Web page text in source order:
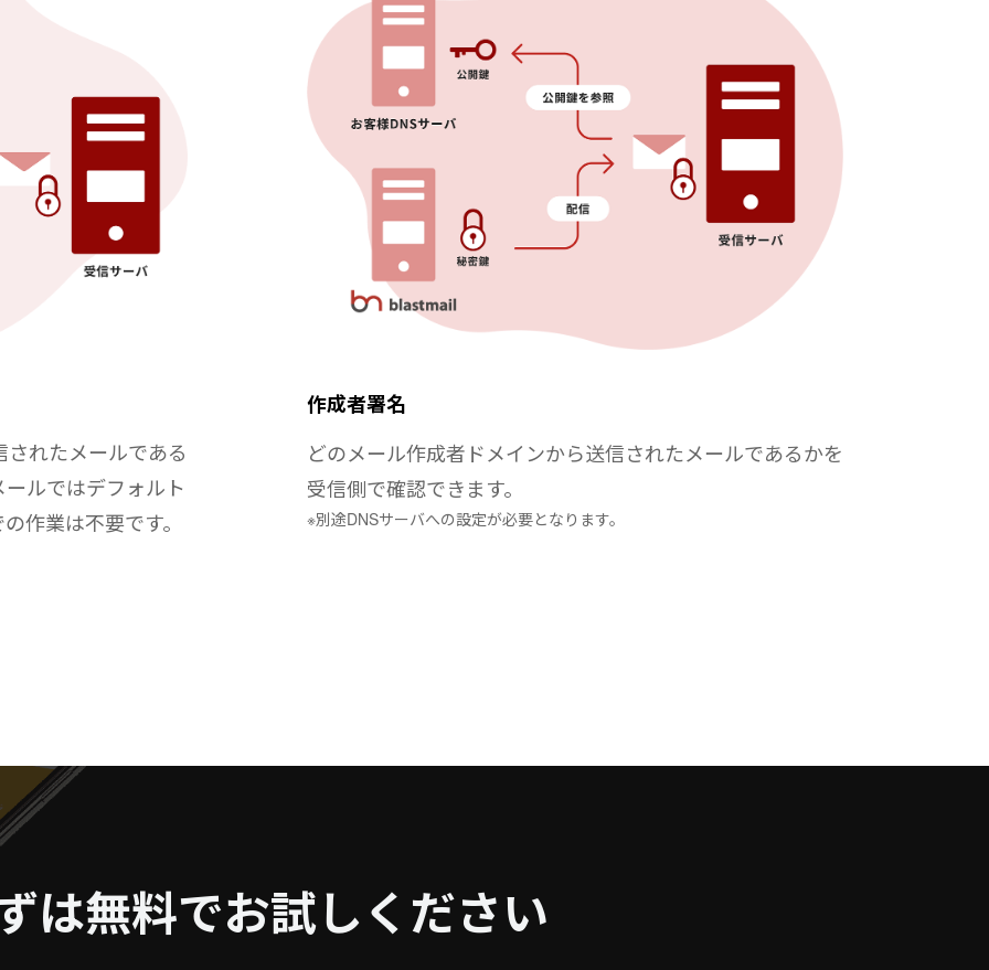
れたメールである
ルではデフォルト
作業は不要です。
作成者署名
どのメール作成者ドメインから送信されたメールであるかを
受信側で確認できます。
※別途DNSサーバへの設定が必要となります。
は無料でお試しください